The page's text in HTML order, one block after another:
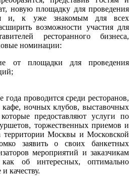
новую площадку для проведения
и, к уже знакомым для всех
возможности участия для
ресторанного бизнеса,
номинации:
от площадки для проведения
проводится среди ресторанов,
кафе, ночных клубов, выставочных
предоставляют услуги по
торжественных приемов и
территории Москвы и Московской
заявить о своих банкетных
мероприятий и заказчикам
об интересных, оптимально
качеству.